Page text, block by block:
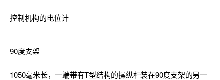
控制机构的电位计
90度支架
1050毫米长，一端带有T型结构的操纵杆装在90度支架的另一